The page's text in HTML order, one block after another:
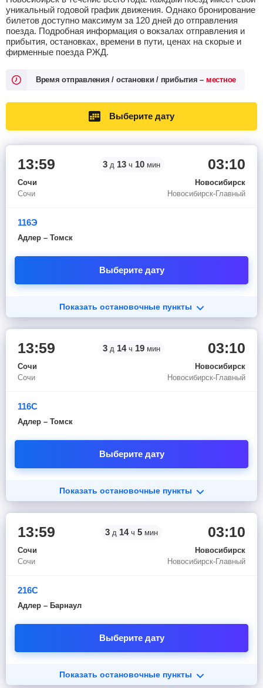
уникальный годовой график движения. Однако бронирование
билетов доступно максимум за 120 дней до отправления
поезда. Подробная информация о вокзалах отправления и
прибытия, остановках, времени в пути, ценах на скорые и
фирменные поезда РЖД.
Время отправления / остановки / прибытия – местное
Выберите дату
13:59
Сочи
Сочи
3 д 13 ч 10 мин 03:10
Новосибирск
Новосибирск-Главный
116Э
Адлер – Томск
Выберите дату
Показать остановочные пункты
13:59
Сочи
Сочи
3 д 14 ч 19 мин 03:10
Новосибирск
Новосибирск-Главный
116С
Адлер – Томск
Выберите дату
Показать остановочные пункты
13:59
Сочи
Сочи
3 д 14 ч 5 мин 03:10
Новосибирск
Новосибирск-Главный
216С
Адлер – Барнаул
Выберите дату
Показать остановочные пункты